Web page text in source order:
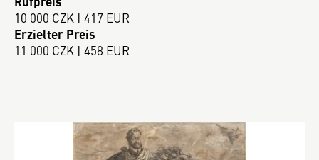
10 000 CZK | 417 EUR
Erzielter Preis
11 000 CZK | 458 EUR